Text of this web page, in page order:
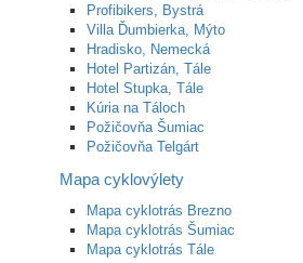
Profibikers, Bystrá
Villa Ďumbierka, Mýto
Hradisko, Nemecká
Hotel Partizán, Tále
Hotel Stupka, Tále
Kúria na Táloch
Požičovňa Šumiac
Požičovňa Telgárt
Mapa cyklovýlety
Mapa cyklotrás Brezno
Mapa cyklotrás Šumiac
Mapa cyklotrás Tále